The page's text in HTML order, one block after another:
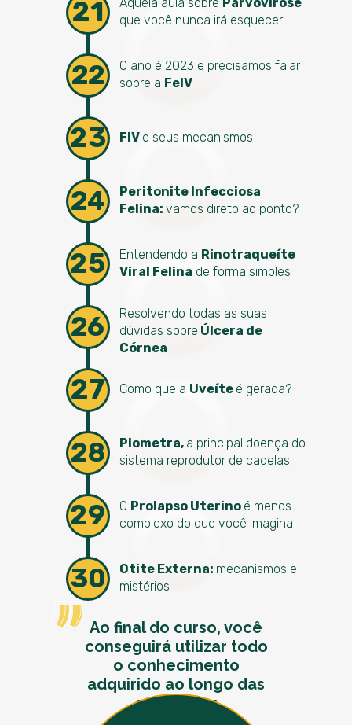
que você nunca irá esquecer
O ano é 2023 e precisamos falar
sobre a FelV
21
22
FiV e seus mecanismos
Peritonite Infecciosa
Felina: vamos direto ao ponto?
23
24
Entendendo a Rinotraqueíte
Viral Felina de forma simples
Resolvendo todas as suas
dúvidas sobre Úlcera de
Córnea
25
26
Como que a Uveíte é gerada?
Piometra, a principal doença do
sistema reprodutor de cadelas
27
28
O Prolapso Uterino é menos
complexo do que você imagina
Otite Externa: mecanismos e
mistérios
29
30
Ao final do curso, você
conseguirá utilizar todo
o conhecimento
adquirido ao longo das
aulas para: